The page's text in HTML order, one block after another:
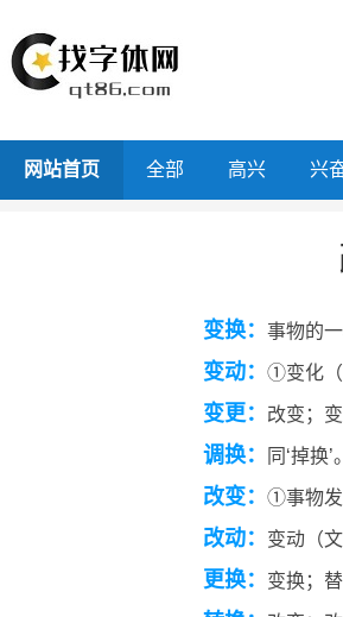
网站首页 全部 高兴 兴
变换： 事物的
变动： ①变化（
变更： 改变；
调换： 同‘掉换
改变： ①事物发
改动： 变动（
更换： 变换；